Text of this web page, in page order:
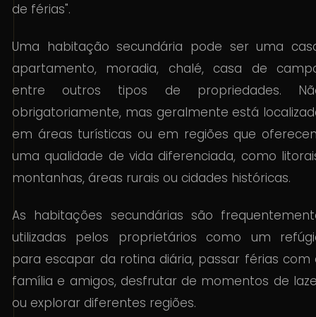
de férias".
Uma habitação secundária pode ser uma
apartamento, moradia, chalé, casa de
entre outros tipos de propriedades.
obrigatoriamente, mas geralmente está
em áreas turísticas ou em regiões que
uma qualidade de vida diferenciada, como
montanhas, áreas rurais ou cidades históricas.
As habitações secundárias são
utilizadas pelos proprietários como um
para escapar da rotina diária, passar férias com
família e amigos, desfrutar de momentos de
ou explorar diferentes regiões.